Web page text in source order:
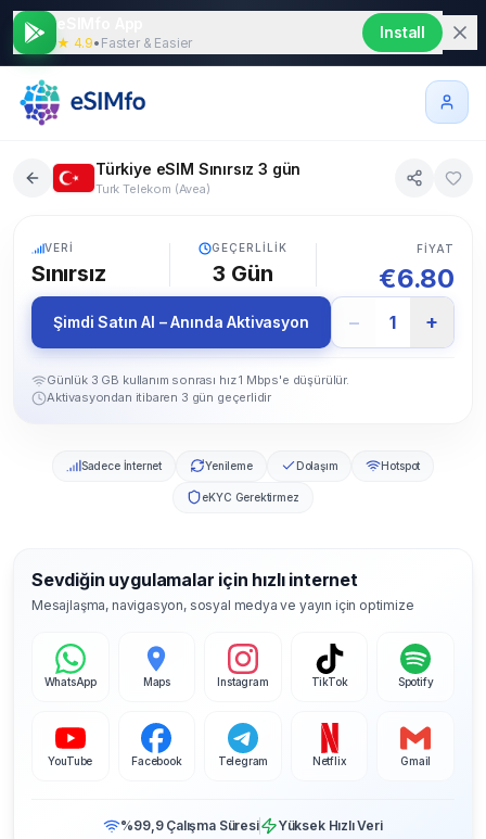
★ 4.9• Faster & Easier
Install
Türkiye eSIM Sınırsız 3 gün
Turk Telekom (Avea)
VERI
Sınırsız
GEÇERLILIK
3 Gün
FIYAT
€6.80
Şimdi Satın Al – Anında Aktivasyon − 1 +
Günlük 3 GB kullanım sonrası hız 1 Mbps'e düşürülür.
Aktivasyondan itibaren 3 gün geçerlidir
Sadece İnternet Yenileme Dolaşım Hotspot
eKYC Gerektirmez
Sevdiğin uygulamalar için hızlı internet
Mesajlaşma, navigasyon, sosyal medya ve yayın için optimize
WhatsApp Maps Instagram TikTok Spotify
YouTube Facebook Telegram Netflix Gmail
%99,9 Çalışma Süresi Yüksek Hızlı Veri